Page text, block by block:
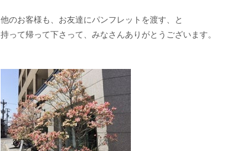
他のお客様も、お友達にパンフレットを渡す、と
持って帰って下さって、みなさんありがとうございます。